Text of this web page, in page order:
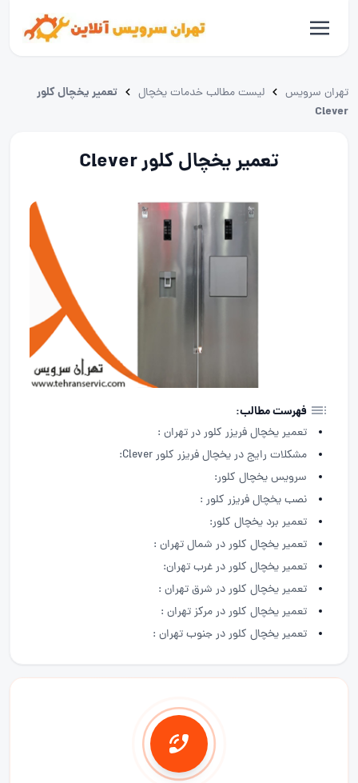
تهران سرویس لیست مطالب خدمات یخچال
تعمیر یخچال کلور
Clever
تعمیر یخچال کلور Clever
فهرست مطالب:
تعمیر یخچال فریزر کلور در تهران :
مشکلات رایج در یخچال فریزر کلور Clever:
سرویس یخچال کلور:
نصب یخچال فریزر کلور :
تعمیر برد یخچال کلور:
تعمیر یخچال کلور در شمال تهران :
تعمیر یخچال کلور در غرب تهران:
تعمیر یخچال کلور در شرق تهران :
تعمیر یخچال کلور در مرکز تهران :
تعمیر یخچال کلور در جنوب تهران :